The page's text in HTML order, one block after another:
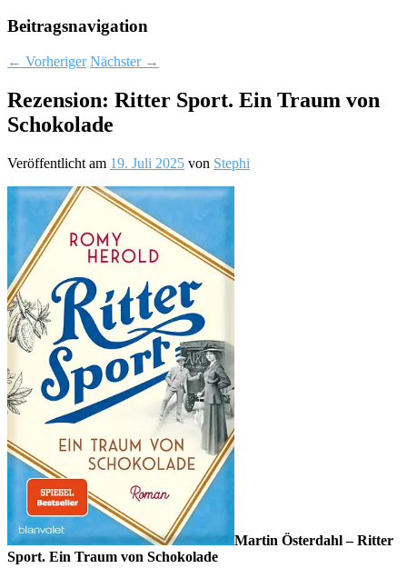
Beitragsnavigation
← Vorheriger Nächster →
Rezension: Ritter Sport. Ein Traum von
Schokolade
Veröffentlicht am 19. Juli 2025 von Stephi
Martin Österdahl – Ritter
Sport. Ein Traum von Schokolade